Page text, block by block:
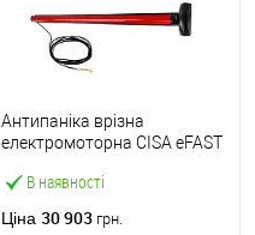
В наявності
Антипаніка врізна
електромоторна CISA eFAST
Ціна 30 903 грн.